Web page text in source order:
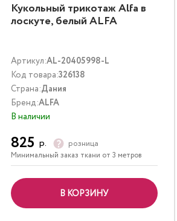
Кукольный трикотаж Alfa в
лоскуте, белый ALFA
Артикул:AL-20405998-L
Код товара:326138
Страна:Дания
Бренд:ALFA
В наличии
825 р. розница
Минимальный заказ ткани от 3 метров
В КОРЗИНУ